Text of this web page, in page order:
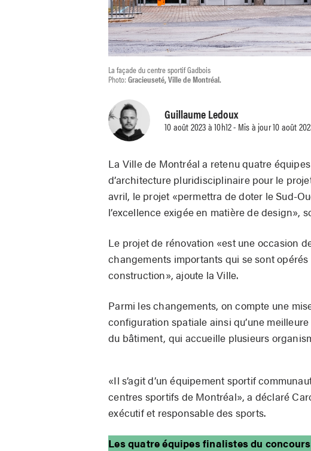
La façade du centre sportif Gadbois
Photo:Gracieuseté, Ville de Montréal.
Guillaume Ledoux
10 août 2023 à 10h12 - Mis à jour 10 août
La Ville de Montréal a retenu quatre
d’architecture pluridisciplinaire pour le
avril, le projet «permettra de doter le Sud-
l’excellence exigée en matière de design»,
Le projet de rénovation «est une occasion
changements importants qui se sont
construction», ajoute la Ville.
Parmi les changements, on compte une
configuration spatiale ainsi qu’une
du bâtiment, qui accueille plusieurs
«Il s’agit d’un équipement sportif
centres sportifs de Montréal», a déclaré
exécutif et responsable des sports.
Les quatre équipes finalistes du